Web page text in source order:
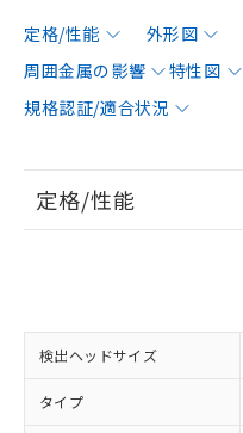
定格/性能 外形図
周囲金属の影響
特性図
規格認証/適合状況
定格/性能
検出ヘッドサイズ
タイプ